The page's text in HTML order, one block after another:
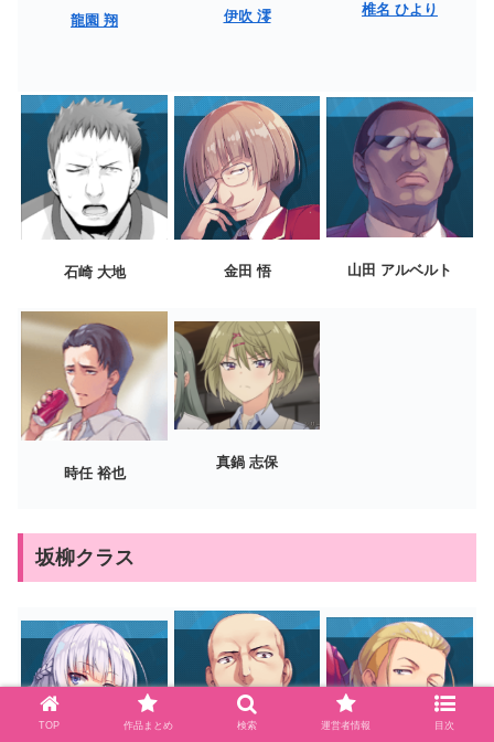
龍園 翔 伊吹 澪 椎名 ひより
石崎 大地 金田 悟 山田 アルベルト
時任 裕也
真鍋 志保
坂柳クラス
TOP 作品まとめ 検索 運営者情報 目次